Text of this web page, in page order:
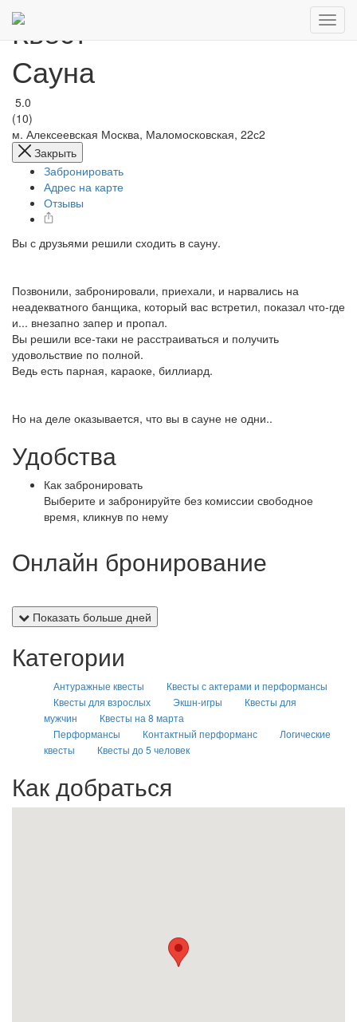
Квест
Сауна
5.0
(10)
м. Алексеевская Москва, Маломосковская, 22с2
Закрыть
Забронировать
Адрес на карте
Отзывы
Вы с друзьями решили сходить в сауну.
Позвонили, забронировали, приехали, и нарвались на
неадекватного банщика, который вас встретил, показал что-где
и... внезапно запер и пропал.
Вы решили все-таки не расстраиваться и получить
удовольствие по полной.
Ведь есть парная, караоке, биллиард.
Но на деле оказывается, что вы в сауне не одни..
Удобства
Как забронировать
Выберите и забронируйте без комиссии свободное
время, кликнув по нему
Онлайн бронирование
Показать больше дней
Категории
Антуражные квесты
Квесты с актерами и перформансы
Квесты для взрослых
Экшн-игры
Квесты для
мужчин
Квесты на 8 марта
Перформансы
Контактный перформанс
Логические
квесты
Квесты до 5 человек
Как добраться